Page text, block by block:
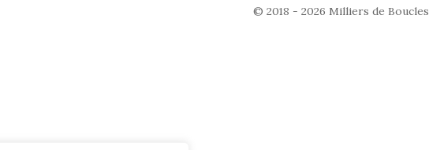
© 2018 - 2026 Milliers de Boucles